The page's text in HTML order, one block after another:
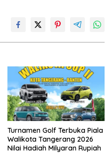
Turnamen Golf Terbuka Piala
Walikota Tangerang 2026
Nilai Hadiah Milyaran Rupiah